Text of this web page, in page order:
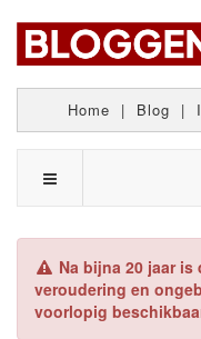
Home | Blog |
Na bijna 20 jaar
veroudering en
voorlopig